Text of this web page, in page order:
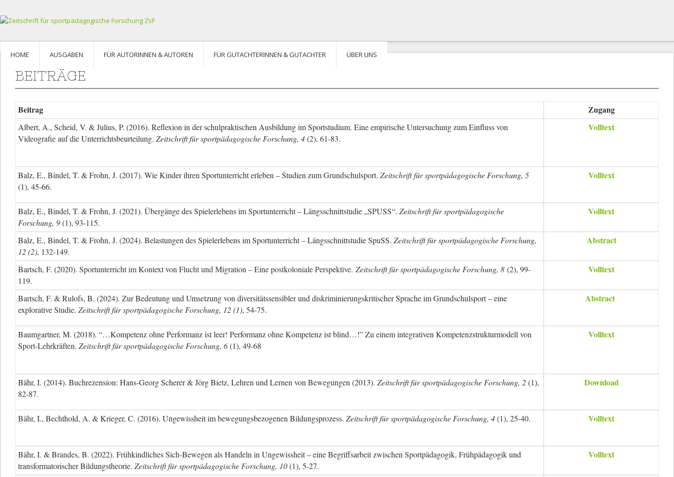
HOME AUSGABEN FÜR AUTORINNEN & AUTOREN FÜR GUTACHTERINNEN & GUTACHTER ÜBER UNS
BEITRÄGE
Beitrag Zugang
Albert, A., Scheid, V. & Julius, P. (2016). Reflexion in der schulpraktischen Ausbildung im Sportstudium. Eine empirische Untersuchung zum Einfluss von
Videografie auf die Unterrichtsbeurteilung. Zeitschrift für sportpädagogische Forschung, 4(2), 61-83.
Volltext
Balz, E., Bindel, T. & Frohn, J. (2017). Wie Kinder ihren Sportunterricht erleben – Studien zum Grundschulsport. Zeitschrift für sportpädagogische Forschung, 5
(1), 45-66.
Volltext
Balz, E., Bindel, T. & Frohn, J. (2021). Übergänge des Spielerlebens im Sportunterricht – Längsschnittstudie „SPUSS“. Zeitschrift für sportpädagogische
Forschung, 9(1), 93-115.
Volltext
Balz, E., Bindel, T. & Frohn, J. (2024). Belastungen des Spielerlebens im Sportunterricht – Längsschnittstudie SpuSS. Zeitschrift für sportpädagogische Forschung,
12 (2), 132-149.
Abstract
Bartsch, F. (2020). Sportunterricht im Kontext von Flucht und Migration – Eine postkoloniale Perspektive. Zeitschrift für sportpädagogische Forschung, 8 (2), 99-
119.
Volltext
Bartsch, F. & Rulofs, B. (2024). Zur Bedeutung und Umsetzung von diversitätssensibler und diskriminierungskritischer Sprache im Grundschulsport – eine
explorative Studie. Zeitschrift für sportpädagogische Forschung, 12 (1), 54-75.
Abstract
Baumgartner, M. (2018). “…Kompetenz ohne Performanz ist leer! Performanz ohne Kompetenz ist blind…!” Zu einem integrativen Kompetenzstrukturmodell von
Sport-Lehrkräften. Zeitschrift für sportpädagogische Forschung, 6(1), 49-68
Volltext
Bähr, I. (2014). Buchrezension: Hans-Georg Scherer & Jörg Bietz, Lehren und Lernen von Bewegungen (2013). Zeitschrift für sportpädagogische Forschung, 2(1),
82-87.
Download
Bähr, I., Bechthold, A. & Krieger, C. (2016). Ungewissheit im bewegungsbezogenen Bildungsprozess. Zeitschrift für sportpädagogische Forschung, 4(1), 25-40. Volltext
Bähr, I. & Brandes, B. (2022). Frühkindliches Sich-Bewegen als Handeln in Ungewissheit – eine Begriffsarbeit zwischen Sportpädagogik, Frühpädagogik und
transformatorischer Bildungstheorie. Zeitschrift für sportpädagogische Forschung, 10(1), 5-27.
Volltext